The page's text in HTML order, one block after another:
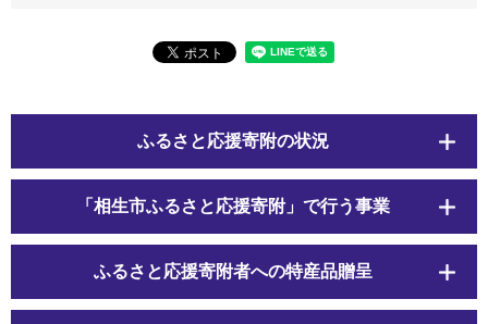
ふるさと応援寄附の状況
「相生市ふるさと応援寄附」で行う事業
ふるさと応援寄附者への特産品贈呈